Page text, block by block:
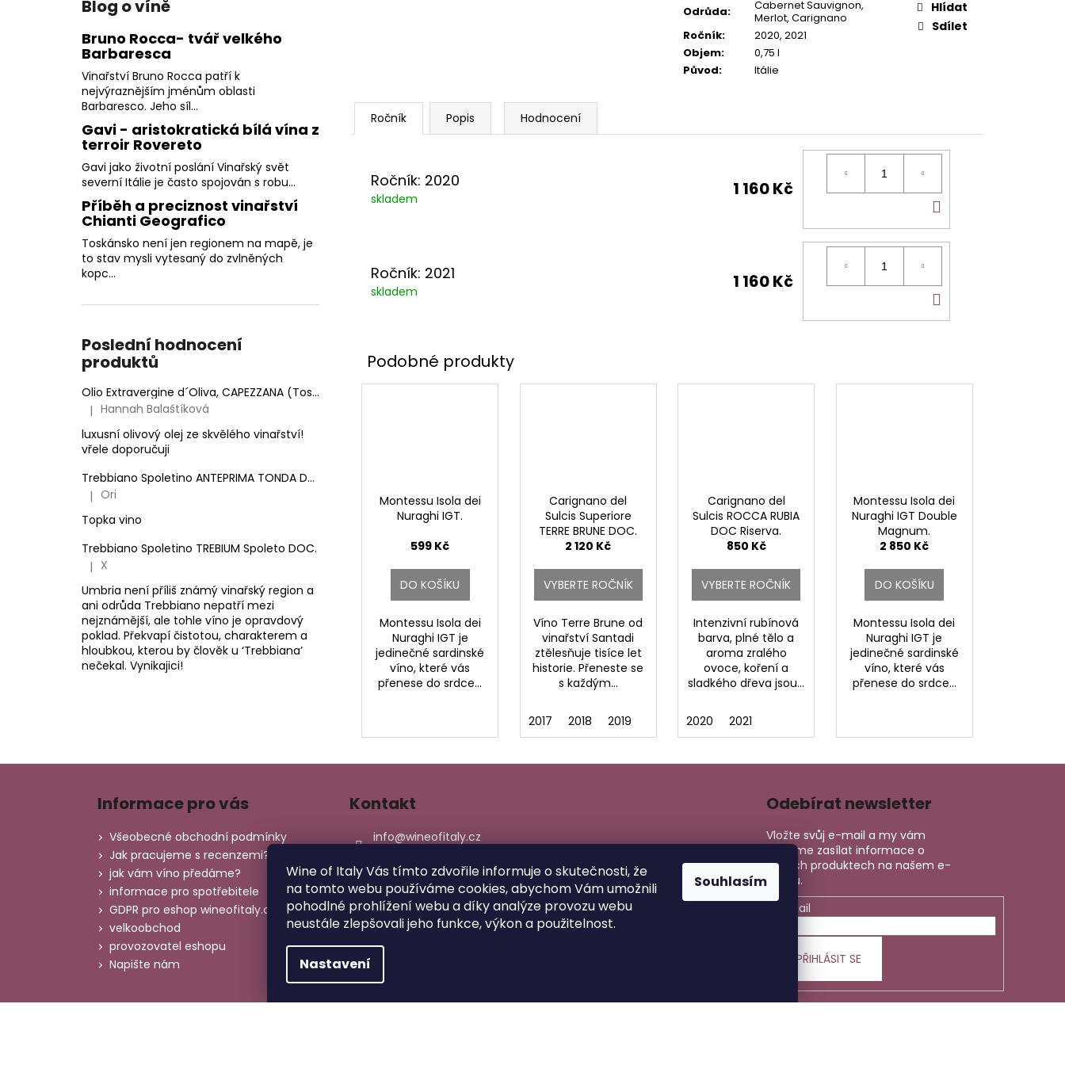
Wine of Italy Vás tímto zdvořile informuje o skutečnosti, že
na tomto webu používáme cookies, abychom Vám umožnili
pohodlné prohlížení webu a díky analýze provozu webu
neustále zlepšovali jeho funkce, výkon a použitelnost.
Nastavení
Souhlasím
Blog o víně
Bruno Rocca- tvář velkého
Barbaresca
Vinařství Bruno Rocca patří k
nejvýraznějším jménům oblasti
Barbaresco. Jeho síl...
Gavi - aristokratická bílá vína z
terroir Rovereto
Gavi jako životní poslání Vinařský svět
severní Itálie je často spojován s robu...
Příběh a preciznost vinařství
Chianti Geografico
Toskánsko není jen regionem na mapě, je
to stav mysli vytesaný do zvlněných
kopc...
Poslední hodnocení
produktů
Olio Extravergine d´Oliva, CAPEZZANA (Toskánsko) - 0,5 l
Hodnocení produktu je 5 z 5 hvězdiček.
| Hannah Balaštíková
luxusní olivový olej ze skvělého vinařství!
vřele doporučuji
Trebbiano Spoletino ANTEPRIMA TONDA DOC.
Hodnocení produktu je 5 z 5 hvězdiček.
| Ori
Topka vino
Trebbiano Spoletino TREBIUM Spoleto DOC.
Hodnocení produktu je 5 z 5 hvězdiček.
| X
Umbria není příliš známý vinařský region a
ani odrůda Trebbiano nepatří mezi
nejznámější, ale tohle víno je opravdový
poklad. Překvapí čistotou, charakterem a
hloubkou, kterou by člověk u ‘Trebbiana’
nečekal. Vynikajici!
Odrůda:
Cabernet Sauvignon,
Merlot, Carignano
Ročník:
2020, 2021
Objem:
0,75 l
Původ: Itálie
Hlídat
Sdílet
Popis Hodnocení
Ročník: 2020
skladem 1 160 Kč
KOŠÍKU
Ročník: 2021
skladem 1 160 Kč
KOŠÍKU
Montessu Isola dei
Nuraghi IGT.
599 Kč
DO KOŠÍKU
Montessu Isola dei
Nuraghi IGT je
jedinečné sardinské
víno, které vás
přenese do srdce...
Carignano del
Sulcis Superiore
TERRE BRUNE DOC.
2 120 Kč
VYBERTE ROČNÍK
Víno Terre Brune od
vinařství Santadi
ztělesňuje tisíce let
historie. Přeneste se
s každým...
2017 2018 2019
Carignano del
Sulcis ROCCA RUBIA
DOC Riserva.
850 Kč
VYBERTE ROČNÍK
Intenzivní rubínová
barva, plné tělo a
aroma zralého
ovoce, koření a
sladkého dřeva jsou...
2020 2021
Montessu Isola dei
Nuraghi IGT Double
Magnum.
2 850 Kč
DO KOŠÍKU
Montessu Isola dei
Nuraghi IGT je
jedinečné sardinské
víno, které vás
přenese do srdce...
Informace pro vás
Všeobecné obchodní podmínky
Jak pracujeme s recenzemi?
jak vám víno předáme?
informace pro spotřebitele
GDPR pro eshop wineofitaly.cz
velkoobchod
provozovatel eshopu
Napište nám
Kontakt
info@wineofitaly.cz
774870915
wineofitaly/
wineofitaly/
Odebírat newsletter
Vložte svůj e-mail a my vám
budeme zasílat informace o
nových produktech na našem e-
shopu.
E-mail
PŘIHLÁSIT SE